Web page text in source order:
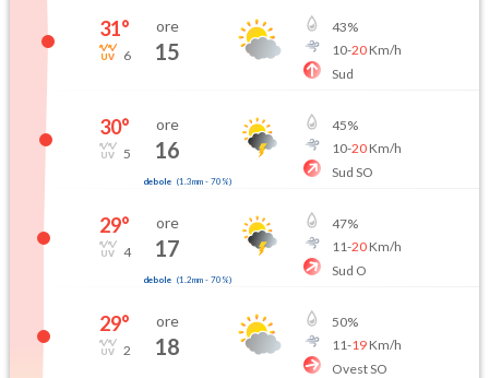
31°
6
ore
15
43%
10-20Km/h
Sud
30°
5
ore
16
debole (1.3mm- 70 %)
45%
10-20Km/h
Sud SO
29°
4
ore
17
debole (1.2mm- 70 %)
47%
11-20Km/h
Sud O
29°
2
ore
18
50%
11-19Km/h
Ovest SO